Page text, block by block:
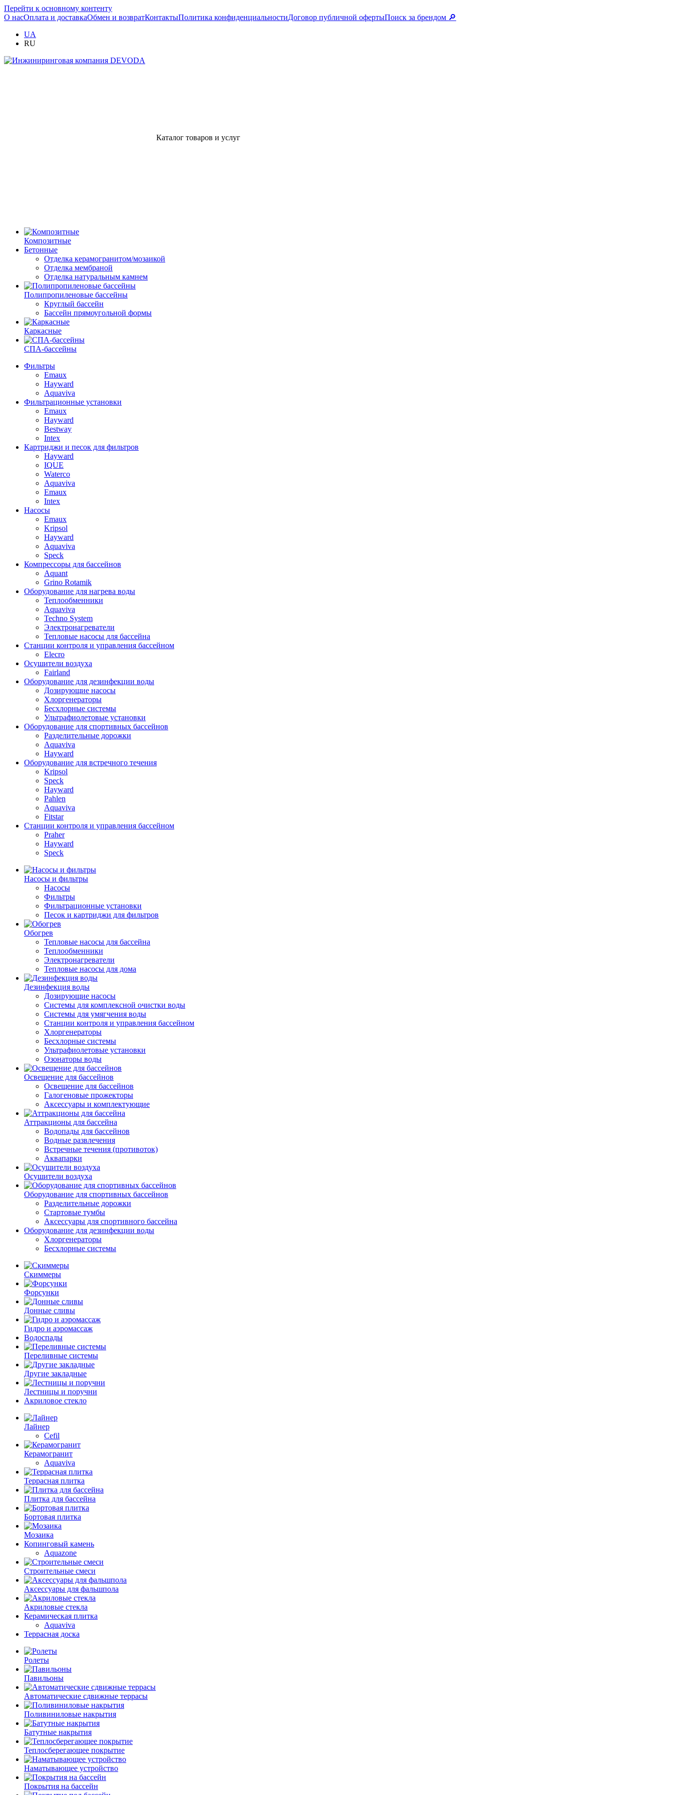
Перейти к основному контенту
О насОплата и доставкаОбмен и возвратКонтактыПолитика конфиденциальностиДоговор публичной офертыПоиск за брендом 🔎
UA
RU
Каталог товаров и услуг
Композитные
Бетонные
Отделка керамогранитом/мозаикой
Отделка мембраной
Отделка натуральным камнем
Полипропиленовые бассейны
Круглый бассейн
Бассейн прямоугольной формы
Каркасные
СПА-бассейны
Фильтры
Emaux
Hayward
Aquaviva
Фильтрационные установки
Emaux
Hayward
Bestway
Intex
Картриджи и песок для фильтров
Hayward
IQUE
Waterco
Aquaviva
Emaux
Intex
Насосы
Emaux
Kripsol
Hayward
Aquaviva
Speck
Компрессоры для бассейнов
Aquant
Grino Rotamik
Оборудование для нагрева воды
Теплообменники
Aquaviva
Techno System
Электронагреватели
Тепловые насосы для бассейна
Станции контроля и управления бассейном
Elecro
Осушители воздуха
Fairland
Оборудование для дезинфекции воды
Дозирующие насосы
Хлоргенераторы
Бесхлорные системы
Ультрафиолетовые установки
Оборудование для спортивных бассейнов
Разделительные дорожки
Aquaviva
Hayward
Оборудование для встречного течения
Kripsol
Speck
Hayward
Pahlen
Aquaviva
Fitstar
Станции контроля и управления бассейном
Praher
Hayward
Speck
Насосы и фильтры
Насосы
Фильтры
Фильтрационные установки
Песок и картриджи для фильтров
Обогрев
Тепловые насосы для бассейна
Теплообменники
Электронагреватели
Тепловые насосы для дома
Дезинфекция воды
Дозирующие насосы
Системы для комплексной очистки воды
Системы для умягчения воды
Станции контроля и управления бассейном
Хлоргенераторы
Бесхлорные системы
Ультрафиолетовые установки
Озонаторы воды
Освещение для бассейнов
Освещение для бассейнов
Галогеновые прожекторы
Аксессуары и комплектующие
Аттракционы для бассейна
Водопады для бассейнов
Водные развлечения
Встречные течения (противоток)
Аквапарки
Осушители воздуха
Оборудование для спортивных бассейнов
Разделительные дорожки
Стартовые тумбы
Аксессуары для спортивного бассейна
Оборудование для дезинфекции воды
Хлоргенераторы
Бесхлорные системы
Скиммеры
Форсунки
Донные сливы
Гидро и аэромассаж
Водоспады
Переливные системы
Другие закладные
Лестницы и поручни
Акриловое стекло
Лайнер
Cefil
Керамогранит
Aquaviva
Террасная плитка
Плитка для бассейна
Бортовая плитка
Мозаика
Копинговый камень
Aquazone
Строительные смеси
Аксессуары для фальшпола
Акриловые стекла
Керамическая плитка
Aquaviva
Террасная доска
Ролеты
Павильоны
Автоматические сдвижные террасы
Поливиниловые накрытия
Батутные накрытия
Теплосберегающее покрытие
Наматывающее устройство
Покрытия на бассейн